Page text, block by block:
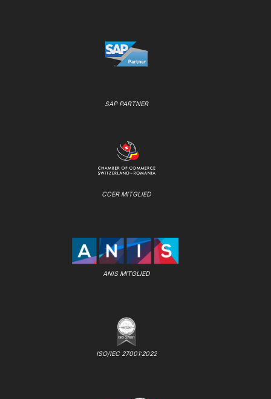
SAP PARTNER
CCER MITGLIED
ANIS MITGLIED
ISO/IEC 27001:2022